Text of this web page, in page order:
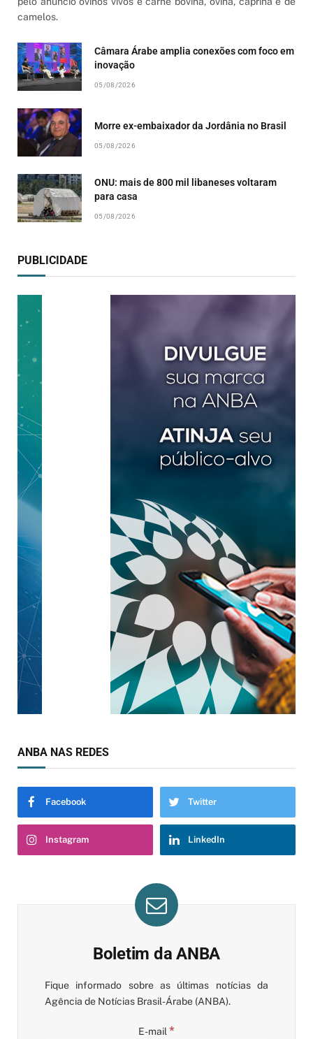
camelos.
Câmara Árabe amplia conexões com foco em
inovação
05/08/2026
Morre ex-embaixador da Jordânia no Brasil
05/08/2026
ONU: mais de 800 mil libaneses voltaram
para casa
05/08/2026
PUBLICIDADE
ANBA NAS REDES
Facebook Twitter
Instagram LinkedIn
Boletim da ANBA
Fique informado sobre as últimas notícias da
Agência de Notícias Brasil-Árabe (ANBA).
E-mail *